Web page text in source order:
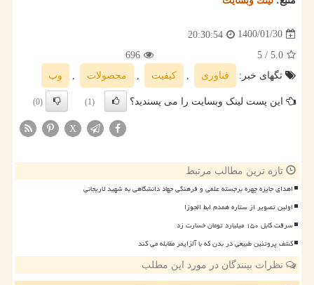
1400/01/30
20:30:54
5.0
/ 5
696
تگهای خبر:
فناوری , كیفیت , محصولات , وب
این پست لینک وبسایت را می پسندید؟ (1)
(0)
X
تازه ترین مطالب مرتبط
اهدای جایزه چهره برجسته علمی و فرهنگی جهاد دانشگاهی به شهید لاریجانی
اولین تصویر از ستاره همدم ابط الجوزا
سرقت کابل ۱۵۰ میلیارد تومان خسارت زد
کشف پروتئین طبیعی در بدن که با آلزایمر مقابله می کند
نظرات بینندگان در مورد این مطلب